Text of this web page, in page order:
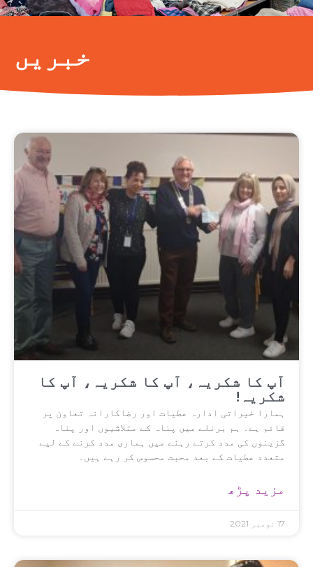
خبریں
آپ کا شکریہ، آپ کا شکریہ، آپ کا
شکریہ!
ہمارا خیراتی ادارہ عطیات اور رضاکارانہ تعاون پر
قائم ہے۔ ہم برنلے میں پناہ کے متلاشیوں اور پناہ
گزینوں کی مدد کرتے رہنے میں ہماری مدد کرنے کے لیے
متعدد عطیات کے بعد محبت محسوس کر رہے ہیں۔
مزید پڑھ
17 نومبر 2021